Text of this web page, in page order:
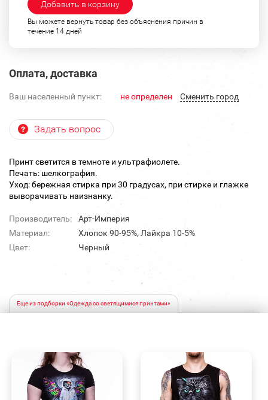
Добавить в корзину
Вы можете вернуть товар без объяснения причин в
течение 14 дней
Оплата, доставка
Ваш населенный пункт: не определен Cменить город
Задать вопрос
Принт светится в темноте и ультрафиолете.
Печать: шелкография.
Уход: бережная стирка при 30 градусах, при стирке и глажке
выворачивать наизнанку.
Производитель:
Арт-Империя
Материал:
Хлопок 90-95%, Лайкра 10-5%
Цвет:
Черный
Еще из подборки «Одежда со светящимися принтами»